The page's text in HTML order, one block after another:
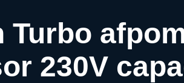
Turbo
230V